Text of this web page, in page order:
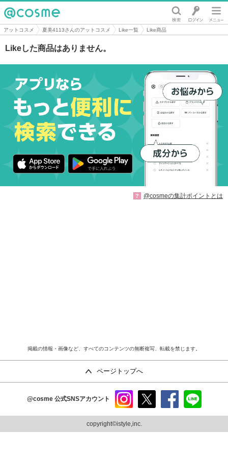
@cosme
アットコスメ 夏美4113さんのアットコスメ Like一覧 Like商品
Likeした商品はありません。
? @cosmeの集計ポイントとは
掲載の情報・画像など、すべてのコンテンツの無断複写、転載を禁じます。
ページトップへ
@cosme 公式SNSアカウント
ram
copyright©istyle,inc.